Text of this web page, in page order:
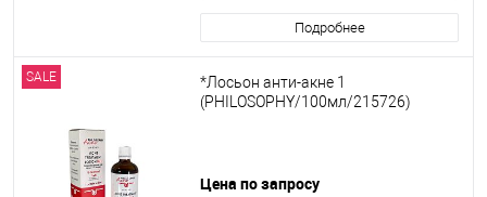
Подробнее
SALE
*Лосьон анти-акне 1
(PHILOSOPHY/100мл/215726)
Цена по запросу